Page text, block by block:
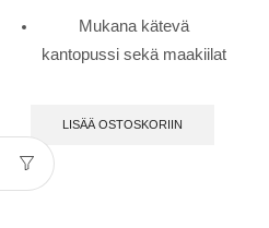
Mukana kätevä
kantopussi sekä maakiilat
LISÄÄ OSTOSKORIIN